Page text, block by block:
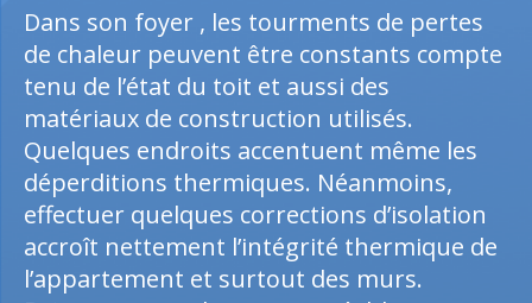
Dans son foyer , les tourments de pertes
de chaleur peuvent être constants compte
tenu de l’état du toit et aussi des
matériaux de construction utilisés.
Quelques endroits accentuent même les
déperditions thermiques. Néanmoins,
effectuer quelques corrections d’isolation
accroît nettement l’intégrité thermique de
l’appartement et surtout des murs.